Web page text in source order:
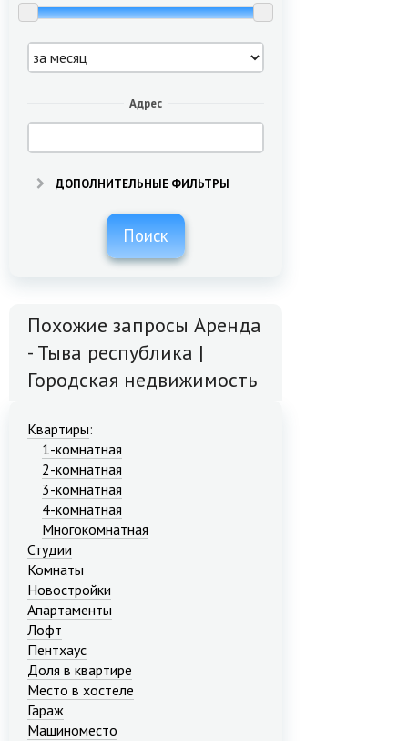
Адрес
ДОПОЛНИТЕЛЬНЫЕ ФИЛЬТРЫ
Поиск
Похожие запросы Аренда
- Тыва республика |
Городская недвижимость
Квартиры:
1-комнатная
2-комнатная
3-комнатная
4-комнатная
Многокомнатная
Студии
Комнаты
Новостройки
Апартаменты
Лофт
Пентхаус
Доля в квартире
Место в хостеле
Гараж
Машиноместо